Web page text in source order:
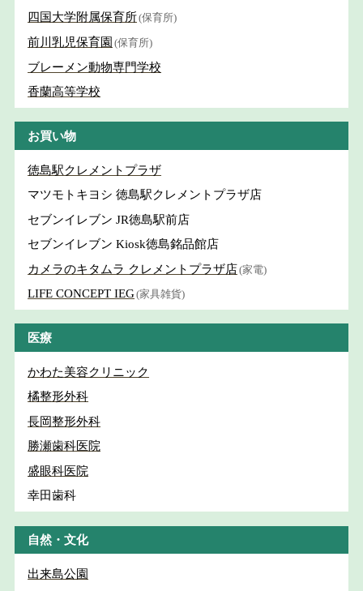
四国大学附属保育所(保育所)
前川乳児保育園 (保育所)
ブレーメン動物専門学校
香蘭高等学校
お買い物
徳島駅クレメントプラザ
マツモトキヨシ 徳島駅クレメントプラザ店
セブンイレブン JR徳島駅前店
セブンイレブン Kiosk徳島銘品館店
カメラのキタムラ クレメントプラザ店(家電)
LIFE CONCEPT IEG(家具雑貨)
医療
かわた美容クリニック
橘整形外科
長岡整形外科
勝瀬歯科医院
盛眼科医院
幸田歯科
自然・文化
出来島公園